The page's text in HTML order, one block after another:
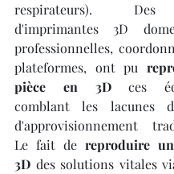
respirateurs).
d'imprimantes 3D
professionnelles,
plateformes, ont pu
pièce en 3D ces
comblant les lacunes
d'approvisionnement
Le fait de reproduire
3D des solutions vitales